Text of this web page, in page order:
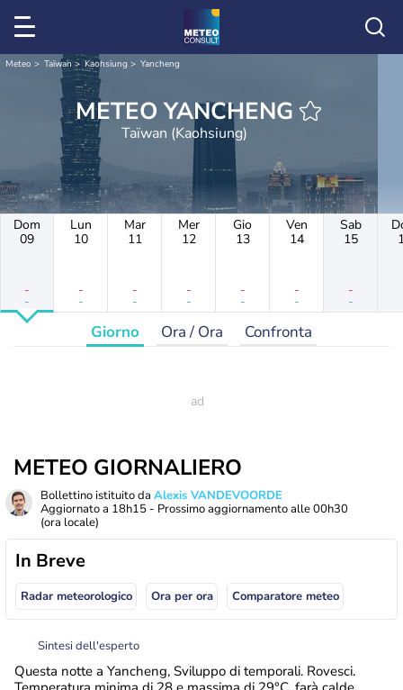
Meteo Taïwan Kaohsiung Yancheng
METEO YANCHENG
Taïwan (Kaohsiung)
Dom
09
-
-
Lun
10
-
-
Mar
11
-
-
Mer
12
-
-
Gio
13
-
-
Ven
14
-
-
Sab
15
-
-
Giorno Ora / Ora Confronta
METEO GIORNALIERO
Bollettino istituito da Alexis VANDEVOORDE
Aggiornato a 18h15 - Prossimo aggiornamento alle00h30
(ora locale)
In Breve
Radar meteorologico Ora per ora Comparatore meteo
Sintesi dell'esperto
Questa notte a Yancheng, Sviluppo di temporali. Rovesci.